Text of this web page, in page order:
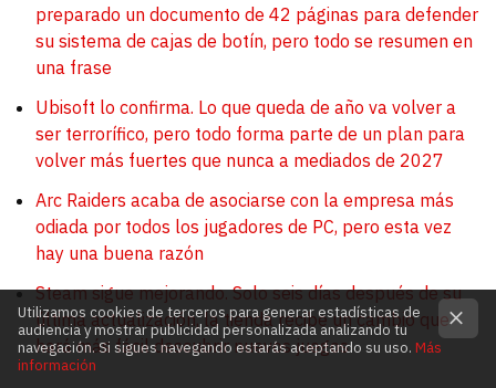
preparado un documento de 42 páginas para defender
su sistema de cajas de botín, pero todo se resumen en
una frase
Ubisoft lo confirma. Lo que queda de año va volver a
ser terrorífico, pero todo forma parte de un plan para
volver más fuertes que nunca a mediados de 2027
Arc Raiders acaba de asociarse con la empresa más
odiada por todos los jugadores de PC, pero esta vez
hay una buena razón
Steam sigue mejorando. Solo seis días después de su
última actualización, la tienda recibe un cambio que
hará más fácil descubrir nuevos juegos
Utilizamos cookies de terceros para generar estadísticas de
audiencia y mostrar publicidad personalizada analizando tu
navegación. Si sigues navegando estarás aceptando su uso. Más
información